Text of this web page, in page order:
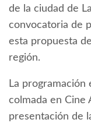
de la ciudad de
convocatoria de
esta propuesta
región.
La programación
colmada en Cine
presentación de